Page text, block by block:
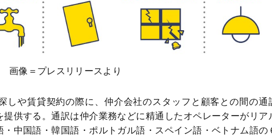
画像＝プレスリリースより
しや賃貸契約の際に、仲介会社のスタッフと顧客との間の通
供する。通訳は仲介業務などに精通したオペレーターがリア
中国語・韓国語・ポルトガル語・スペイン語・ベトナム語の